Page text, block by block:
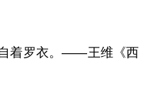
着罗衣。——王维《西